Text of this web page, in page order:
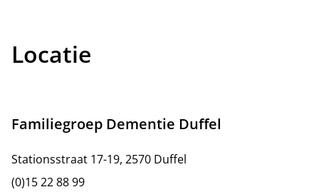
Locatie
Familiegroep Dementie Duffel
Stationsstraat 17-19, 2570 Duffel
(0)15 22 88 99